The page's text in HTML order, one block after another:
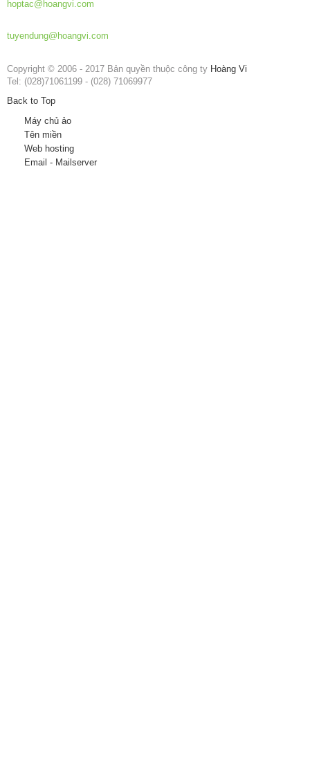
hoptac@hoangvi.com
tuyendung@hoangvi.com
Copyright © 2006 - 2017 Bản quyền thuộc công ty Hoàng Vi
Tel: (028)71061199 - (028) 71069977
Back to Top
Máy chủ ảo
Tên miền
Web hosting
Email - Mailserver